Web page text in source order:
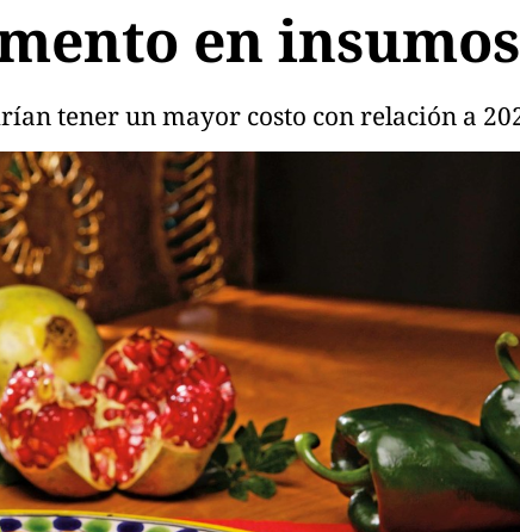
en
tener un mayor costo con relación a